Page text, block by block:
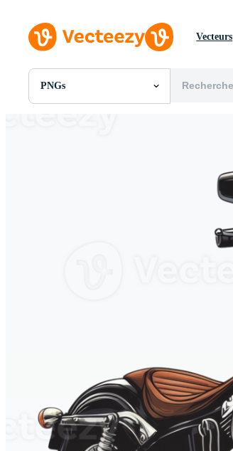
Vecteurs
PNGs
Toutes Images